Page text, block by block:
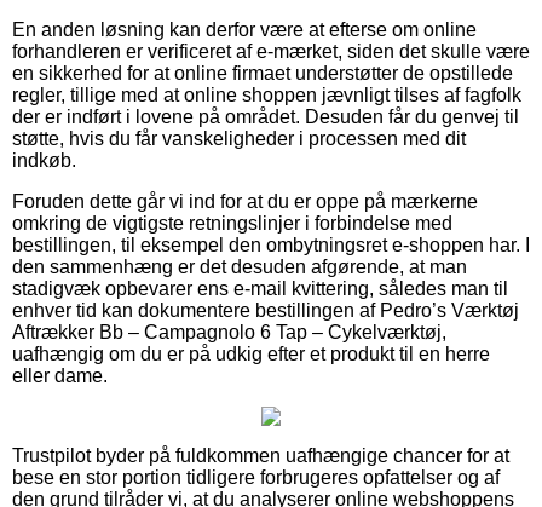
En anden løsning kan derfor være at efterse om online
forhandleren er verificeret af e-mærket, siden det skulle være
en sikkerhed for at online firmaet understøtter de opstillede
regler, tillige med at online shoppen jævnligt tilses af fagfolk
der er indført i lovene på området. Desuden får du genvej til
støtte, hvis du får vanskeligheder i processen med dit
indkøb.
Foruden dette går vi ind for at du er oppe på mærkerne
omkring de vigtigste retningslinjer i forbindelse med
bestillingen, til eksempel den ombytningsret e-shoppen har. I
den sammenhæng er det desuden afgørende, at man
stadigvæk opbevarer ens e-mail kvittering, således man til
enhver tid kan dokumentere bestillingen af Pedro’s Værktøj
Aftrækker Bb – Campagnolo 6 Tap – Cykelværktøj,
uafhængig om du er på udkig efter et produkt til en herre
eller dame.
Trustpilot byder på fuldkommen uafhængige chancer for at
bese en stor portion tidligere forbrugeres opfattelser og af
den grund tilråder vi, at du analyserer online webshoppens